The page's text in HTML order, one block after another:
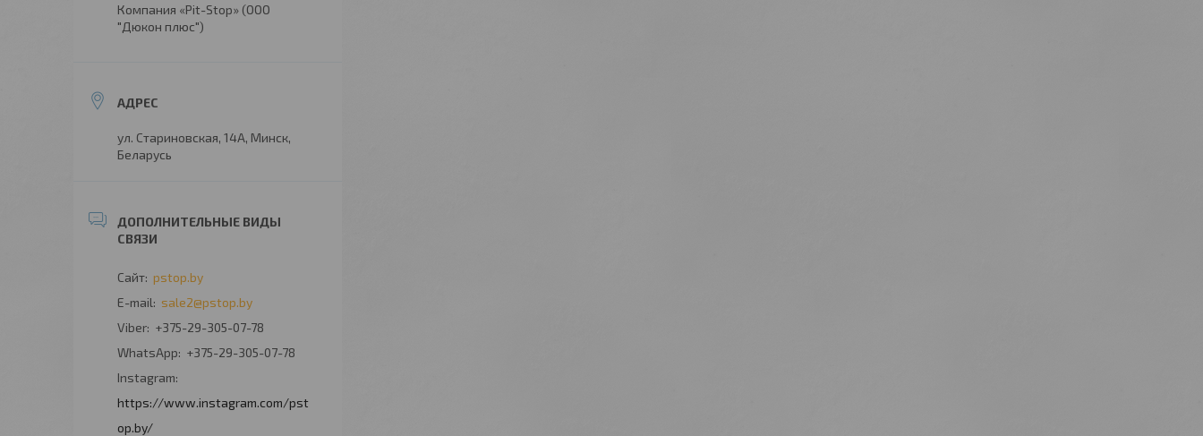
Компания «Pit-Stop» (ООО
"Дюкон плюс")
ул. Стариновская, 14А, Минск,
Беларусь
pstop.by
sale2@pstop.by
+375-29-305-07-78
+375-29-305-07-78
Instagram
https://www.instagram.com/pst
op.by/